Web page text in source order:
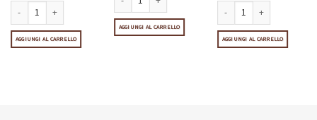
Corposo | Compatibili Nescafè Dolce Gusto | 48 Capsule quantità
AGGIUNGI AL CARRELLO
Dec | Compatibili Bialetti | 50 Capsule quantità
AGGIUNGI AL CARRELLO Vigoroso | Compatibili
AGGIUNGI AL CARRELLO
A Modo Mio | 50 Capsule quantità